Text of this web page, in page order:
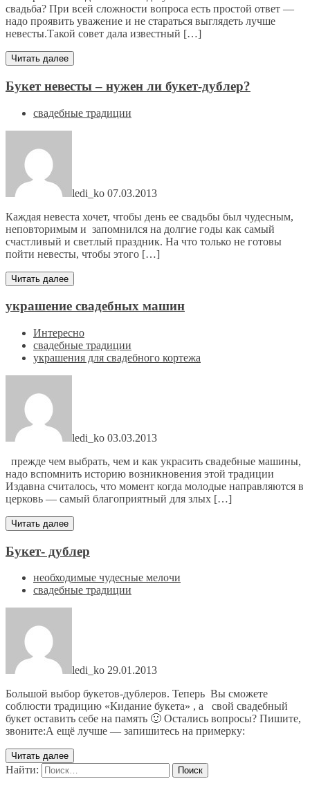
свадьба? При всей сложности вопроса есть простой ответ —
надо проявить уважение и не стараться выглядеть лучше
невесты.Такой совет дала известный […]
Читать далее
Букет невесты – нужен ли букет-дублер?
свадебные традиции
ledi_ko 07.03.2013
Каждая невеста хочет, чтобы день ее свадьбы был чудесным,
неповторимым и запомнился на долгие годы как самый
счастливый и светлый праздник. На что только не готовы
пойти невесты, чтобы этого […]
Читать далее
украшение свадебных машин
Интересно
свадебные традиции
украшения для свадебного кортежа
ledi_ko 03.03.2013
прежде чем выбрать, чем и как украсить свадебные машины,
надо вспомнить историю возникновения этой традиции
Издавна считалось, что момент когда молодые направляются в
церковь — самый благоприятный для злых […]
Читать далее
Букет- дублер
необходимые чудесные мелочи
свадебные традиции
ledi_ko 29.01.2013
Большой выбор букетов-дублеров. Теперь Вы сможете
соблюсти традицию «Кидание букета» , а свой свадебный
букет оставить себе на память 🙂 Остались вопросы? Пишите,
звоните:А ещё лучше — запишитесь на примерку:
Читать далее
Найти: